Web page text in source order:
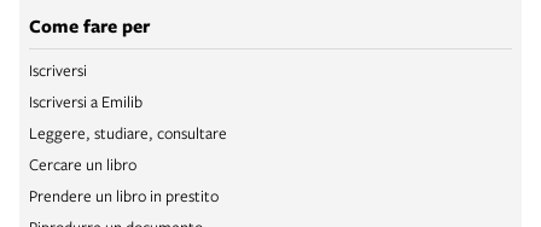
Come fare per
Iscriversi
Iscriversi a Emilib
Leggere, studiare, consultare
Cercare un libro
Prendere un libro in prestito